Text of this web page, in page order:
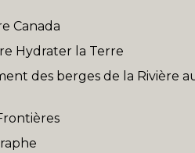
Canada
Hydrater la Terre
des berges de la Rivière